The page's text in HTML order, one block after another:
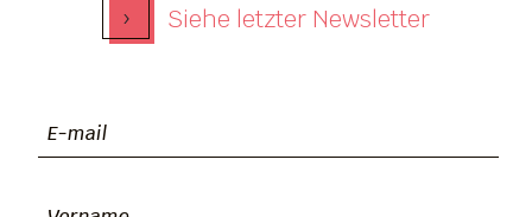
› Siehe letzter Newsletter